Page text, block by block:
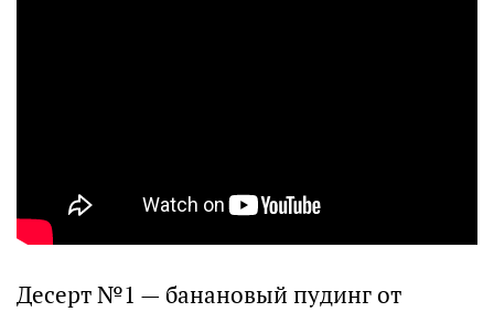
Десерт №1 — банановый пудинг от